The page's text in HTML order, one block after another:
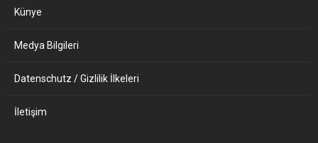
Künye
Medya Bilgileri
Datenschutz / Gizlilik İlkeleri
İletişim